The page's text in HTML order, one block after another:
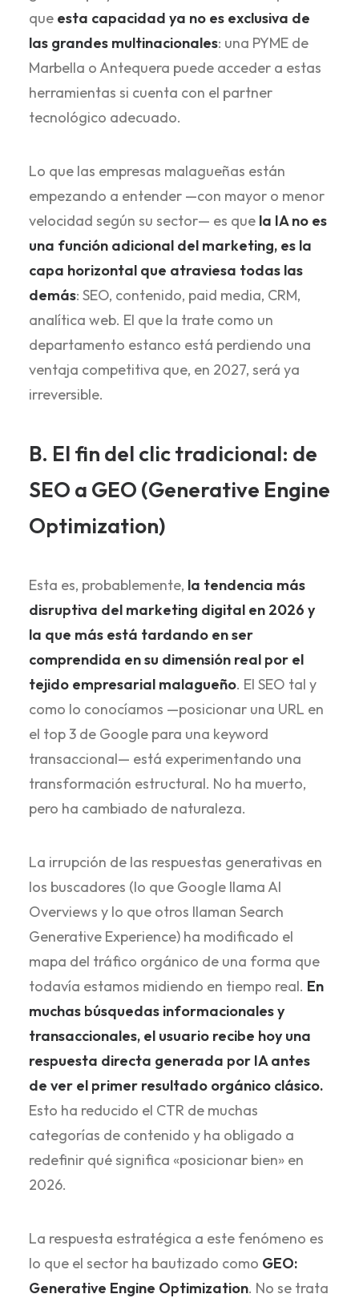
que esta capacidad ya no es exclusiva de
las grandes multinacionales: una PYME de
Marbella o Antequera puede acceder a estas
herramientas si cuenta con el partner
tecnológico adecuado.
Lo que las empresas malagueñas están
empezando a entender —con mayor o menor
velocidad según su sector— es que la IA no es
una función adicional del marketing, es la
capa horizontal que atraviesa todas las
demás: SEO, contenido, paid media, CRM,
analítica web. El que la trate como un
departamento estanco está perdiendo una
ventaja competitiva que, en 2027, será ya
irreversible.
B. El fin del clic tradicional: de
SEO a GEO (Generative Engine
Optimization)
Esta es, probablemente, la tendencia más
disruptiva del marketing digital en 2026 y
la que más está tardando en ser
comprendida en su dimensión real por el
tejido empresarial malagueño. El SEO tal y
como lo conocíamos —posicionar una URL en
el top 3 de Google para una keyword
transaccional— está experimentando una
transformación estructural. No ha muerto,
pero ha cambiado de naturaleza.
La irrupción de las respuestas generativas en
los buscadores (lo que Google llama AI
Overviews y lo que otros llaman Search
Generative Experience) ha modificado el
mapa del tráfico orgánico de una forma que
todavía estamos midiendo en tiempo real. En
muchas búsquedas informacionales y
transaccionales, el usuario recibe hoy una
respuesta directa generada por IA antes
de ver el primer resultado orgánico clásico.
Esto ha reducido el CTR de muchas
categorías de contenido y ha obligado a
redefinir qué significa «posicionar bien» en
2026.
La respuesta estratégica a este fenómeno es
lo que el sector ha bautizado como GEO:
Generative Engine Optimization. No se trata